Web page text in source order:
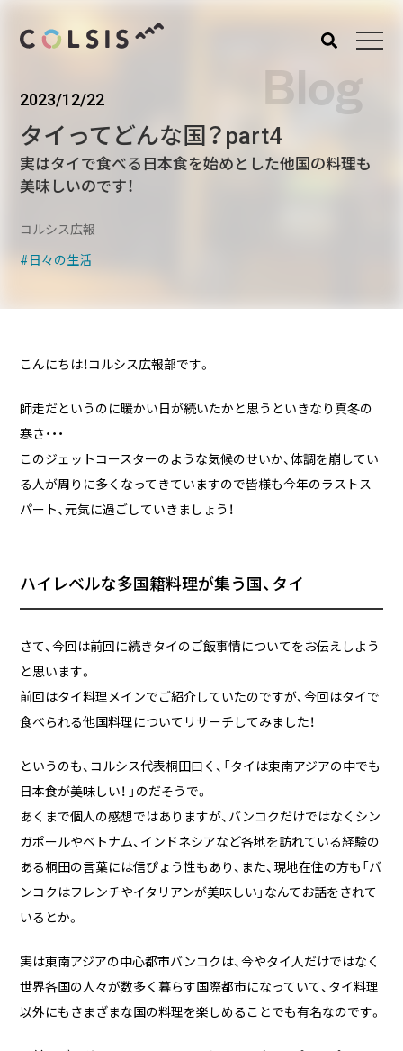
About us
コルシスについて
Service
サービス
ン
実績・事例
事例紹介
お客様インタビュー
ブログ
Recruit News
Contact
お問い合わせ
PICK UP
速させます。
2026/08/04 自己紹介
6月に入社しました眞鍋です。
Blog
2023/12/22
タイってどんな国？part4
実はタイで食べる日本食を始めとした他国の料理も
美味しいのです！
コルシス広報
日々の生活
こんにちは！コルシス広報部です。
師走だというのに暖かい日が続いたかと思うといきなり真冬の
寒さ・・・
このジェットコースターのような気候のせいか、体調を崩してい
る人が周りに多くなってきていますので皆様も今年のラストス
パート、元気に過ごしていきましょう！
ハイレベルな多国籍料理が集う国、タイ
さて、今回は前回に続きタイのご飯事情についてをお伝えしよう
と思います。
前回はタイ料理メインでご紹介していたのですが、今回はタイで
食べられる他国料理についてリサーチしてみました！
というのも、コルシス代表桐田曰く、「タイは東南アジアの中でも
日本食が美味しい！ 」のだそうで。
あくまで個人の感想ではありますが、バンコクだけではなくシン
ガポールやベトナム、インドネシアなど各地を訪れている経験の
ある桐田の言葉には信ぴょう性もあり、また、現地在住の方も「バ
ンコクはフレンチやイタリアンが美味しい」なんてお話をされて
いるとか。
実は東南アジアの中心都市バンコクは、今やタイ人だけではなく
世界各国の人々が数多く暮らす国際都市になっていて、タイ料理
以外にもさまざまな国の料理を楽しめることでも有名なのです。